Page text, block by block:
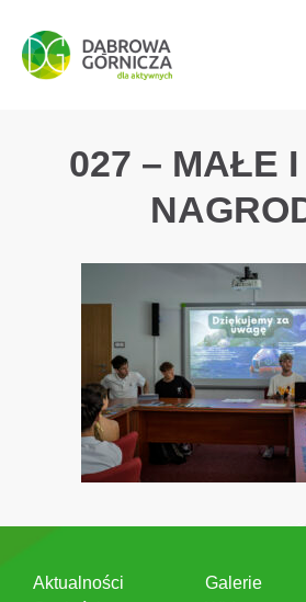
PRZEJDŹ DO MENU
PRZEJDŹ DO WYSZUKIWARKI
PRZEJDŹ DO TREŚCI
027 – MAŁE
Aktualności
Galerie